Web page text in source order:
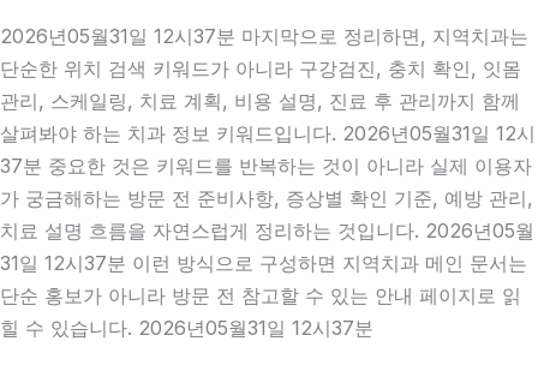
2026년05월31일 12시37분 마지막으로 정리하면, 지역치과는
단순한 위치 검색 키워드가 아니라 구강검진, 충치 확인, 잇몸
관리, 스케일링, 치료 계획, 비용 설명, 진료 후 관리까지 함께
살펴봐야 하는 치과 정보 키워드입니다. 2026년05월31일 12시
37분 중요한 것은 키워드를 반복하는 것이 아니라 실제 이용자
가 궁금해하는 방문 전 준비사항, 증상별 확인 기준, 예방 관리,
치료 설명 흐름을 자연스럽게 정리하는 것입니다. 2026년05월
31일 12시37분 이런 방식으로 구성하면 지역치과 메인 문서는
단순 홍보가 아니라 방문 전 참고할 수 있는 안내 페이지로 읽
힐 수 있습니다. 2026년05월31일 12시37분